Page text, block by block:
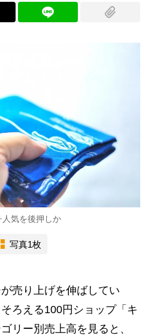
気を後押しか
写真1枚
売り上げを伸ばしてい
ろえる100円ショップ「キ
リー別売上高を見ると、